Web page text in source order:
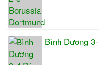
Bình Dương